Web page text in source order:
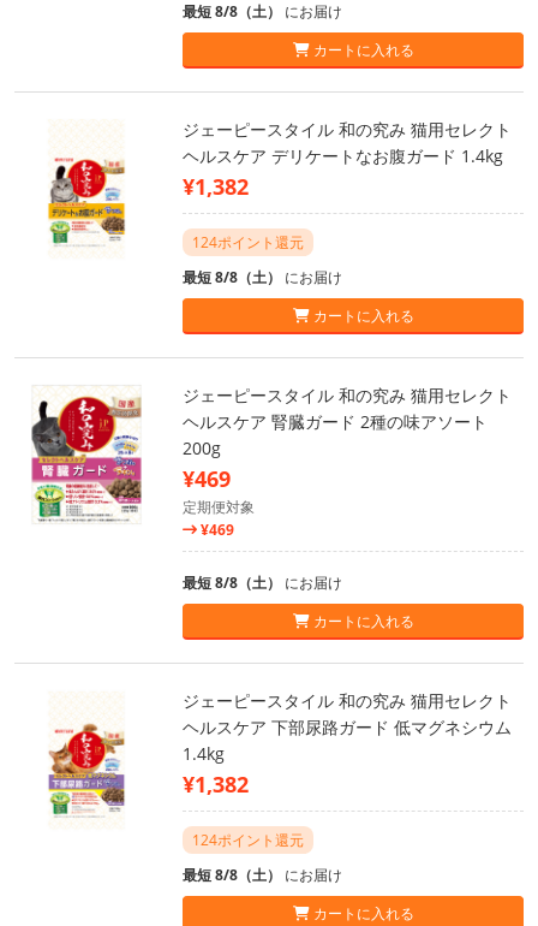
最短 8/8（土） にお届け
カートに入れる
ジェーピースタイル 和の究み 猫用セレクト
ヘルスケア デリケートなお腹ガード 1.4kg
¥1,382
124ポイント還元
最短 8/8（土） にお届け
カートに入れる
ジェーピースタイル 和の究み 猫用セレクト
ヘルスケア 腎臓ガード 2種の味アソート
200g
¥469
定期便対象
¥469
最短 8/8（土） にお届け
カートに入れる
ジェーピースタイル 和の究み 猫用セレクト
ヘルスケア 下部尿路ガード 低マグネシウム
1.4kg
¥1,382
124ポイント還元
最短 8/8（土） にお届け
カートに入れる